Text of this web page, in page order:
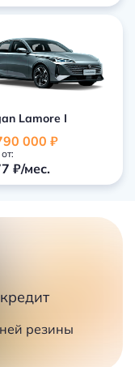
Lamore I
000 ₽
₽/мес.
резины